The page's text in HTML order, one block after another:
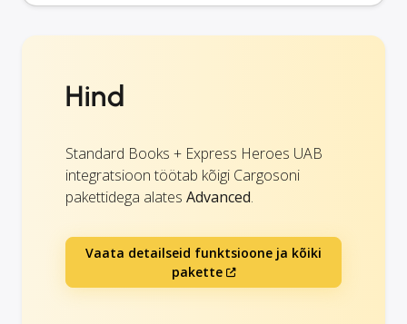
Hind
Standard Books + Express Heroes UAB
integratsioon töötab kõigi Cargosoni
pakettidega alates Advanced.
Vaata detailseid funktsioone ja kõiki
pakette